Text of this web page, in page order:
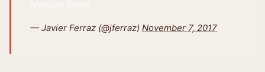
— Javier Ferraz (@jferraz) November 7, 2017